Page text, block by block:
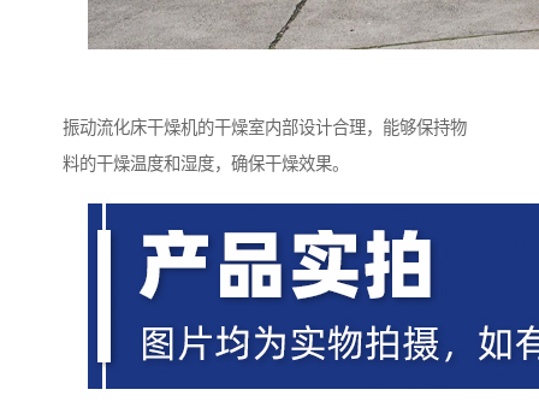
振动流化床干燥机的干燥室内部设计合理，能够保持物
料的干燥温度和湿度，确保干燥效果。